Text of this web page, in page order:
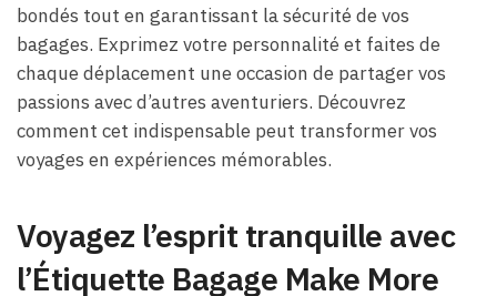
bondés tout en garantissant la sécurité de vos
bagages. Exprimez votre personnalité et faites de
chaque déplacement une occasion de partager vos
passions avec d’autres aventuriers. Découvrez
comment cet indispensable peut transformer vos
voyages en expériences mémorables.
Voyagez l’esprit tranquille avec
l’Étiquette Bagage Make More